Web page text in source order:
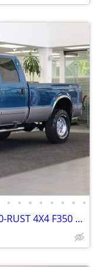
• • • • • • • •
2002 FORD F-350 7.3L 78K 1-OWNER 0-RUST 4X4 F350 F250 2003 2001 2000